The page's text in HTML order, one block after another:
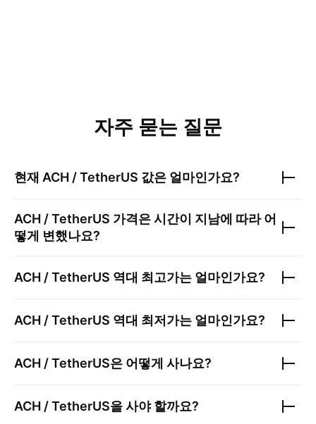
자주 묻는 질문
현재 ACH / TetherUS 값은 얼마인가요?
ACH / TetherUS 가격은 시간이 지남에 따라 어
떻게 변했나요?
ACH / TetherUS 역대 최고가는 얼마인가요?
ACH / TetherUS 역대 최저가는 얼마인가요?
ACH / TetherUS은 어떻게 사나요?
ACH / TetherUS을 사야 할까요?